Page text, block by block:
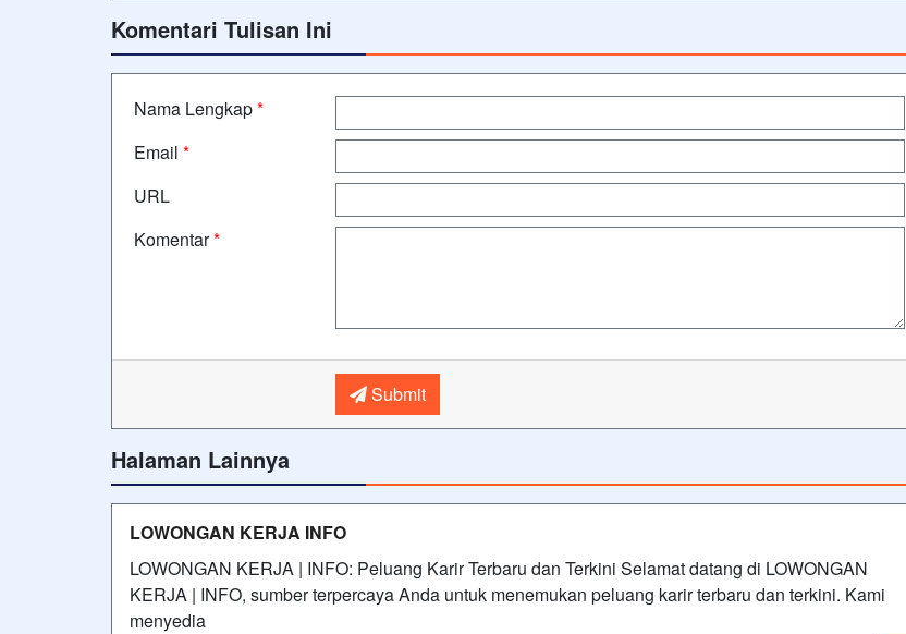
Komentari Tulisan Ini
Nama Lengkap*
Email *
URL
Komentar*
Submit
Halaman Lainnya
LOWONGAN KERJA INFO
LOWONGAN KERJA | INFO: Peluang Karir Terbaru dan Terkini Selamat datang di LOWONGAN
KERJA | INFO, sumber terpercaya Anda untuk menemukan peluang karir terbaru dan terkini. Kami
menyedia